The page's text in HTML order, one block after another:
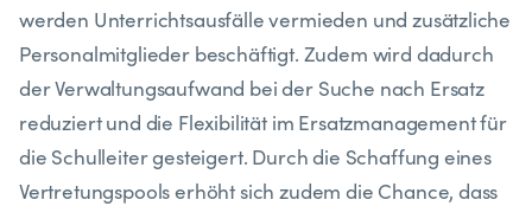
werden Unterrichtsausfälle vermieden und zusätzliche
Personalmitglieder beschäftigt. Zudem wird dadurch
der Verwaltungsaufwand bei der Suche nach Ersatz
reduziert und die Flexibilität im Ersatzmanagement für
die Schulleiter gesteigert. Durch die Schaffung eines
Vertretungspools erhöht sich zudem die Chance, dass